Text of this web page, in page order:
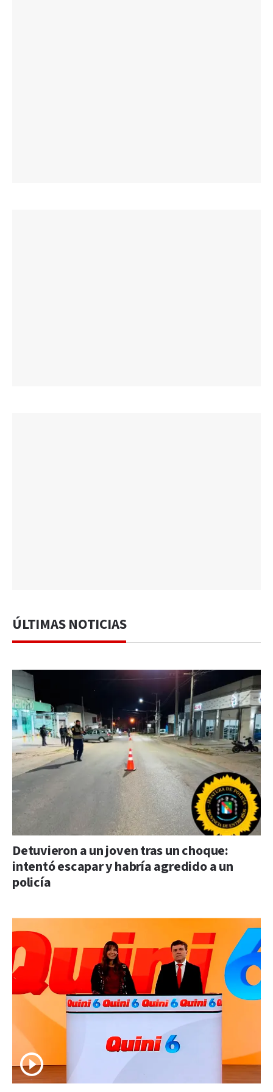
ÚLTIMAS NOTICIAS
Detuvieron a un joven tras un choque:
intentó escapar y habría agredido a un
policía